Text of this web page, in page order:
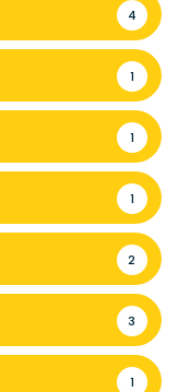
4
1
1
1
2
3
1